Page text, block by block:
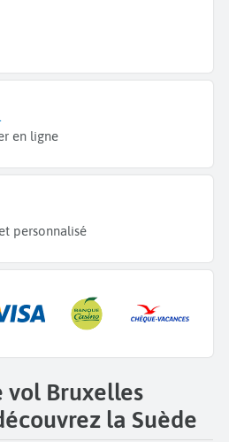
en ligne
personnalisé
vol Bruxelles
la Suède